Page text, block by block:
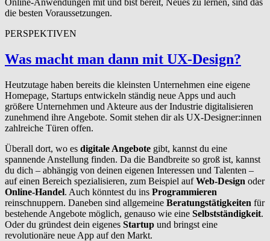
Online-Anwendungen mit und bist bereit, Neues zu lernen, sind das
die besten Voraussetzungen.
PERSPEKTIVEN
Was macht man dann mit UX-Design?
Heutzutage haben bereits die kleinsten Unternehmen eine eigene
Homepage, Startups entwickeln ständig neue Apps und auch
größere Unternehmen und Akteure aus der Industrie digitalisieren
zunehmend ihre Angebote. Somit stehen dir als UX-Designer:innen
zahlreiche Türen offen.
Überall dort, wo es digitale Angebote gibt, kannst du eine
spannende Anstellung finden. Da die Bandbreite so groß ist, kannst
du dich – abhängig von deinen eigenen Interessen und Talenten –
auf einen Bereich spezialisieren, zum Beispiel aufWeb-Design oder
Online-Handel. Auch könntest du ins Programmieren
reinschnuppern. Daneben sind allgemeine Beratungstätigkeiten für
bestehende Angebote möglich, genauso wie eine Selbstständigkeit.
Oder du gründest dein eigenes Startup und bringst eine
revolutionäre neue App auf den Markt.